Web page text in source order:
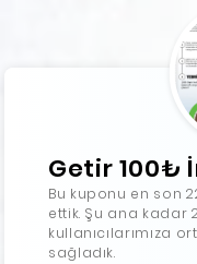
Getir 100₺
Bu kuponu en son
ettik. Şu ana kadar
kullanıcılarımıza
sağladık.